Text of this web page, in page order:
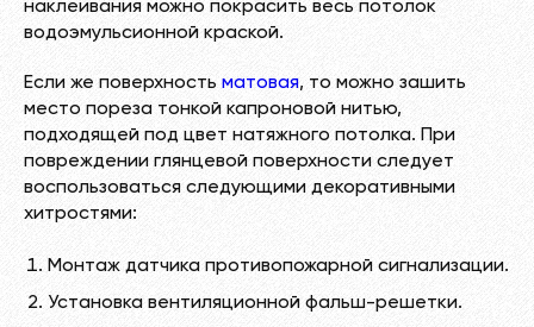
наклеивания можно покрасить весь потолок
водоэмульсионной краской.
Если же поверхность матовая, то можно зашить
место пореза тонкой капроновой нитью,
подходящей под цвет натяжного потолка. При
повреждении глянцевой поверхности следует
воспользоваться следующими декоративными
хитростями:
Монтаж датчика противопожарной сигнализации.
Установка вентиляционной фальш-решетки.